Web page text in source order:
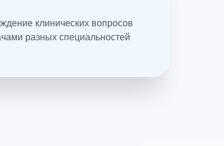
клинических вопросов
разных специальностей